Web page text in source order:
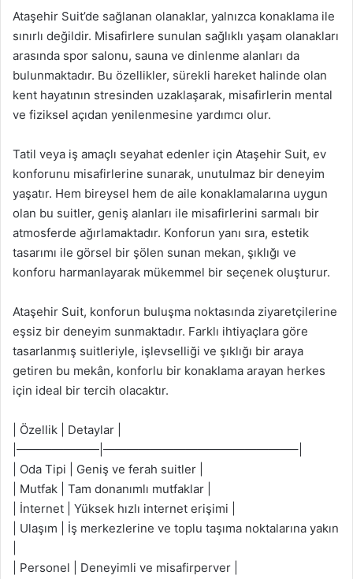
Ataşehir Suit’de sağlanan olanaklar, yalnızca konaklama ile
sınırlı değildir. Misafirlere sunulan sağlıklı yaşam olanakları
arasında spor salonu, sauna ve dinlenme alanları da
bulunmaktadır. Bu özellikler, sürekli hareket halinde olan
kent hayatının stresinden uzaklaşarak, misafirlerin mental
ve fiziksel açıdan yenilenmesine yardımcı olur.
Tatil veya iş amaçlı seyahat edenler için Ataşehir Suit, ev
konforunu misafirlerine sunarak, unutulmaz bir deneyim
yaşatır. Hem bireysel hem de aile konaklamalarına uygun
olan bu suitler, geniş alanları ile misafirlerini sarmalı bir
atmosferde ağırlamaktadır. Konforun yanı sıra, estetik
tasarımı ile görsel bir şölen sunan mekan, şıklığı ve
konforu harmanlayarak mükemmel bir seçenek oluşturur.
Ataşehir Suit, konforun buluşma noktasında ziyaretçilerine
eşsiz bir deneyim sunmaktadır. Farklı ihtiyaçlara göre
tasarlanmış suitleriyle, işlevselliği ve şıklığı bir araya
getiren bu mekân, konforlu bir konaklama arayan herkes
için ideal bir tercih olacaktır.
| Özellik | Detaylar |
|———————|————————————————–|
| Oda Tipi | Geniş ve ferah suitler |
| Mutfak | Tam donanımlı mutfaklar |
| İnternet | Yüksek hızlı internet erişimi |
| Ulaşım | İş merkezlerine ve toplu taşıma noktalarına yakın
| Personel | Deneyimli ve misafirperver |